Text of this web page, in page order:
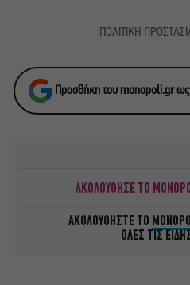
ΠΟΛΙΤΙΚΗ
Προσθήκη του monopoli.gr ως
ΑΚΟΛΟΥΘΗΣΕ ΤΟ
ΑΚΟΛΟΥΘΗΣΤΕ ΤΟ
ΟΛΕΣ ΤΙΣ